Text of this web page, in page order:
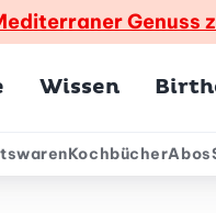
Genuss
Wissen
KochbücherAbos